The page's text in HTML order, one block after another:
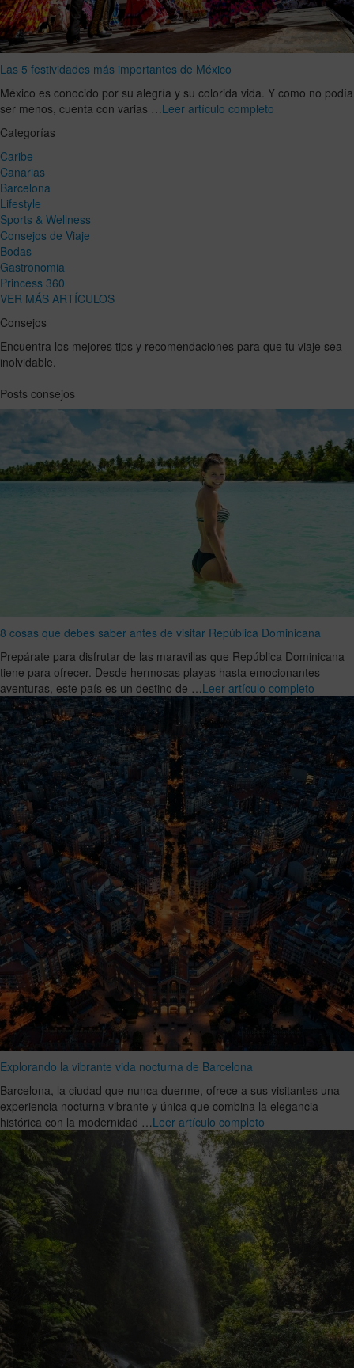
Las 5 festividades más importantes de México
México es conocido por su alegría y su colorida vida. Y como no podía
ser menos, cuenta con varias …Leer artículo completo
Categorías
Caribe
Canarias
Barcelona
Lifestyle
Sports & Wellness
Consejos de Viaje
Bodas
Gastronomia
Princess 360
VER MÁS ARTÍCULOS
Consejos
Encuentra los mejores tips y recomendaciones para que tu viaje sea
inolvidable.
Posts consejos
8 cosas que debes saber antes de visitar República Dominicana
Prepárate para disfrutar de las maravillas que República Dominicana
tiene para ofrecer. Desde hermosas playas hasta emocionantes
aventuras, este país es un destino de …Leer artículo completo
Explorando la vibrante vida nocturna de Barcelona
Barcelona, la ciudad que nunca duerme, ofrece a sus visitantes una
experiencia nocturna vibrante y única que combina la elegancia
histórica con la modernidad …Leer artículo completo